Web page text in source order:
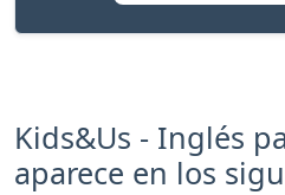
Kids&Us - Inglés
aparece en los